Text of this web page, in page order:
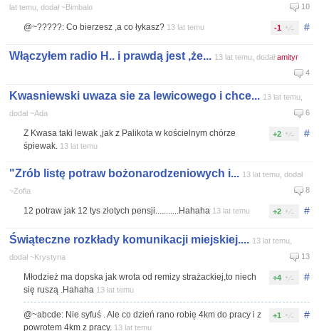
lat temu, dodał ~Bimbalo
10
#
-1
@~?????: Co bierzesz ,a co łykasz? 13 lat temu
Włączyłem radio H.. i prawdą jest ,że... 13 lat temu, dodał amityr
4
Kwasniewski uwaza sie za lewicowego i chce... 13 lat temu,
dodał ~Ada
6
#
+2
Z Kwasa taki lewak ,jak z Palikota w kościelnym chórze
śpiewak. 13 lat temu
"Zrób listę potraw bożonarodzeniowych i... 13 lat temu, dodał
~Zofia
8
#
+2
12 potraw jak 12 tys złotych pensji...........Hahaha 13 lat temu
Świąteczne rozkłady komunikacji miejskiej.... 13 lat temu,
dodał ~Krystyna
13
#
+4
Młodzież ma dopska jak wrota od remizy strażackiej,to niech
się ruszą .Hahaha 13 lat temu
#
+1
@~abcde: Nie syfuś . Ale co dzień rano robię 4km do pracy i z
powrotem 4km z pracy. 13 lat temu